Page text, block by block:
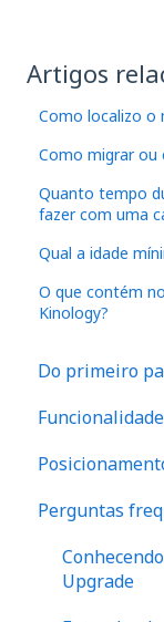
Artigos
Como localizo o
Como migrar ou
Quanto tempo
fazer com uma
Qual a idade
O que contém
Kinology?
Do primeiro
1. Como
2. Onde
4. Como
IA
Protocolos
Ombro
Cotovelo
Perguntas
Upgrade